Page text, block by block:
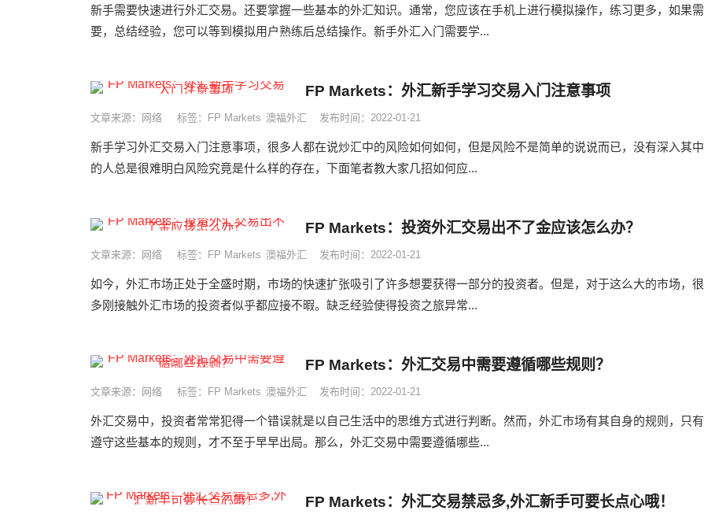
新手需要快速进行外汇交易。还要掌握一些基本的外汇知识。通常，您应该在手机上进行模拟操作，练习更多，如果需
要，总结经验，您可以等到模拟用户熟练后总结操作。新手外汇入门需要学...
FP Markets：外汇新手学习交易入门注意事项
文章来源：网络 标签： FP Markets 澳福外汇 发布时间：2022-01-21
新手学习外汇交易入门注意事项，很多人都在说炒汇中的风险如何如何，但是风险不是简单的说说而已，没有深入其中
的人总是很难明白风险究竟是什么样的存在，下面笔者教大家几招如何应...
FP Markets：投资外汇交易出不了金应该怎么办？
文章来源：网络 标签： FP Markets 澳福外汇 发布时间：2022-01-21
如今，外汇市场正处于全盛时期，市场的快速扩张吸引了许多想要获得一部分的投资者。但是，对于这么大的市场，很
多刚接触外汇市场的投资者似乎都应接不暇。缺乏经验使得投资之旅异常...
FP Markets：外汇交易中需要遵循哪些规则？
文章来源：网络 标签： FP Markets 澳福外汇 发布时间：2022-01-21
外汇交易中，投资者常常犯得一个错误就是以自己生活中的思维方式进行判断。然而，外汇市场有其自身的规则，只有
遵守这些基本的规则，才不至于早早出局。那么，外汇交易中需要遵循哪些...
FP Markets：外汇交易禁忌多,外汇新手可要长点心哦！